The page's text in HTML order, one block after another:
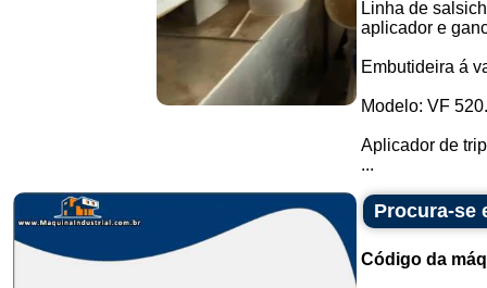
Linha de
aplicador e
Embutideira á
Modelo: VF 520.
Aplicador de
...
Procura-se
Código da